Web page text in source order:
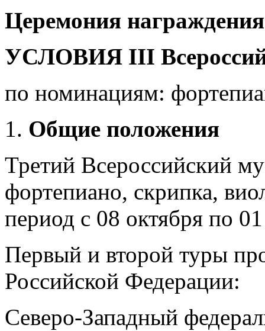
Церемония
УСЛОВИЯ III
по номинациям:
Общие положения
Третий Всероссийский
фортепиано, скрипка,
период с 08 октября по
Первый и второй туры
Российской Федерации:
Северо-Западный